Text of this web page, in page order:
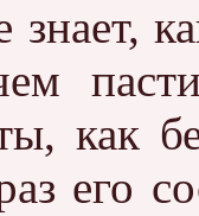
как
его